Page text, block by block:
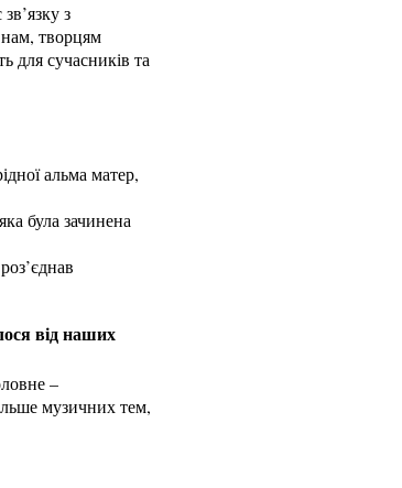
з
творцям
для сучасників та
альма матер,
була зачинена
від наших
–
музичних тем,